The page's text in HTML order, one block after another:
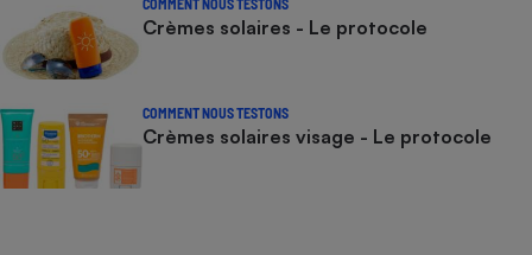
Crèmes solaires - Le protocole
COMMENT NOUS TESTONS
Crèmes solaires visage - Le protocole